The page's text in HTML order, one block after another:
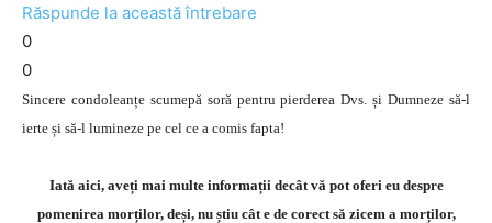
Răspunde la această întrebare
0
0
Sincere condoleanțe scumepă soră pentru pierderea Dvs. și Dumneze să-l
ierte și să-l lumineze pe cel ce a comis fapta!
Iată aici, aveți mai multe informații decât vă pot oferi eu despre
pomenirea morților, deși, nu știu cât e de corect să zicem a morților,